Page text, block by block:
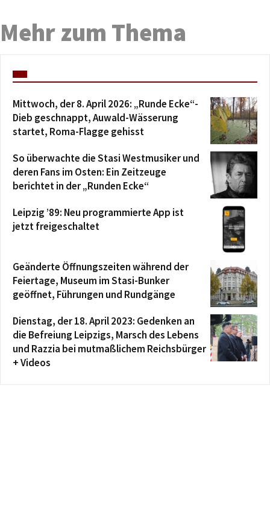
Mehr zum Thema
Mittwoch, der 8. April 2026: „Runde Ecke“-
Dieb geschnappt, Auwald-Wässerung
startet, Roma-Flagge gehisst
So überwachte die Stasi Westmusiker und
deren Fans im Osten: Ein Zeitzeuge
berichtet in der „Runden Ecke“
Leipzig ’89: Neu programmierte App ist
jetzt freigeschaltet
Geänderte Öffnungszeiten während der
Feiertage, Museum im Stasi-Bunker
geöffnet, Führungen und Rundgänge
Dienstag, der 18. April 2023: Gedenken an
die Befreiung Leipzigs, Marsch des Lebens
und Razzia bei mutmaßlichem Reichsbürger
+ Videos